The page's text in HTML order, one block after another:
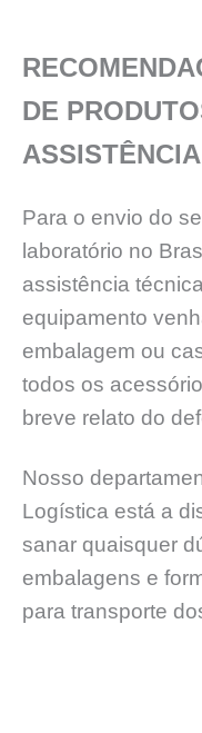
DE
Para o envio do
laboratório no
assistência
equipamento
embalagem ou
todos os
breve relato do
Nosso
Logística está a
sanar quaisquer
embalagens e
para transporte